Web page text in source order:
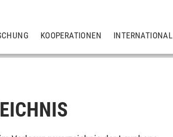
KOOPERATIONEN INTERNATIONAL